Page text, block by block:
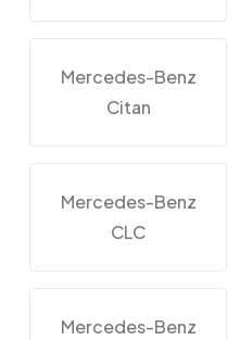
Mercedes-Benz
Citan
Mercedes-Benz
CLC
Mercedes-Benz